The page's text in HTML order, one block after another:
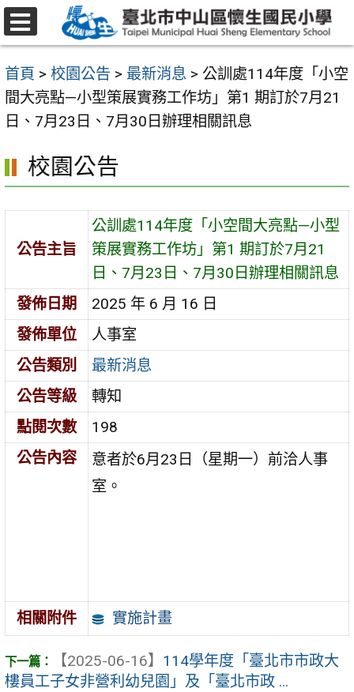
跳
至
要
內
容
首頁 > 校園公告 > 最新消息 > 公訓處114年度「小空
間大亮點—小型策展實務工作坊」第1 期訂於7月21
日、7月23日、7月30日辦理相關訊息
校園公告
公告主旨
公訓處114年度「小空間大亮點—小型
策展實務工作坊」第1 期訂於7月21
日、7月23日、7月30日辦理相關訊息
發佈日期
2025 年 6 月 16 日
發佈單位
人事室
公告類別
最新消息
公告等級
轉知
點閱次數
198
公告內容
意者於6月23日（星期一）前洽人事
室。
相關附件 實施計畫
【2025-06-16】 114學年度「臺北市市政大
樓員工子女非營利幼兒園」及「臺北市政 ...
選
單